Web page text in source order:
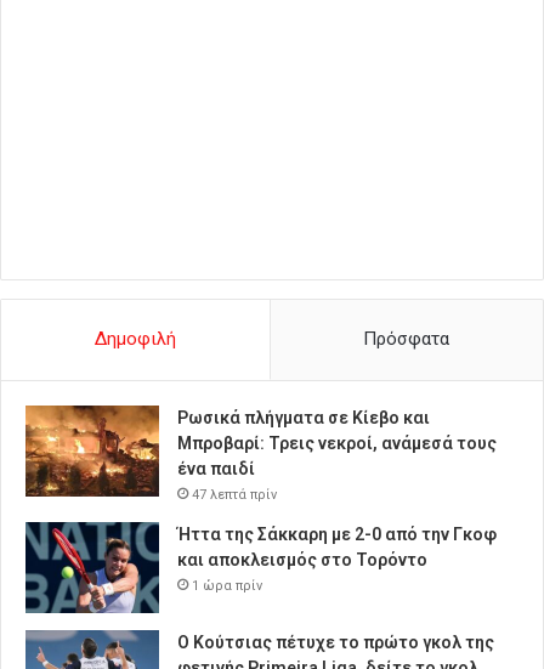
Δημοφιλή Πρόσφατα
Ρωσικά πλήγματα σε Κίεβο και
Μπροβαρί: Τρεις νεκροί, ανάμεσά τους
ένα παιδί
47 λεπτά πρίν
Ήττα της Σάκκαρη με 2-0 από την Γκοφ
και αποκλεισμός στο Τορόντο
1 ώρα πρίν
Ο Κούτσιας πέτυχε το πρώτο γκολ της